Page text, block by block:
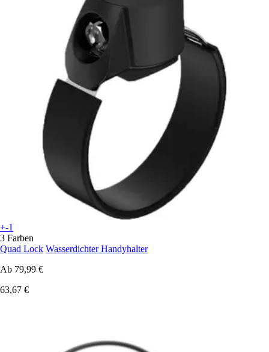
+-1
3 Farben
Quad Lock Wasserdichter Handyhalter
Ab 79,99 €
63,67 €